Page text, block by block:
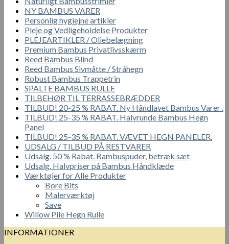
NY BAMBUS VARER
Personlig hygiejne artikler
Pleje og Vedligeholdelse Produkter
PLEJEARTIKLER / Oliebelægning
Premium Bambus Privatlivsskærm
Reed Bambus Blind
Reed Bambus Sivmåtte / Stråhegn
Robust Bambus Trappetrin
SPALTE BAMBUS RULLE
TILBEHØR TIL TERRASSEBRÆDDER
TILBUD! 20-25 % RABAT. Ny Håndlavet Bambus Varer .
TILBUD! 25-35 % RABAT. Halvrunde Bambus Hegn
Panel
TILBUD! 25-35 % RABAT. VÆVET HEGN PANELER.
UDSALG / TILBUD PÅ RESTVARER
Udsalg. 50 % Rabat. Bambuspuder, betræk sæt
Udsalg. Halvpriser på Bambus Håndklæde
Værktøjer for Alle Produkter
Bore Bits
Malerværktøj
Save
Willow Pile Hegn Rulle
INFORMATIONER